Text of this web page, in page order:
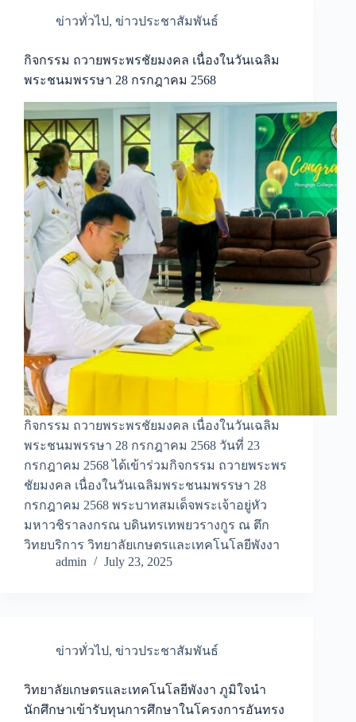
ข่าวทั่วไป, ข่าวประชาสัมพันธ์
กิจกรรม ถวายพระพรชัยมงคล เนื่องในวันเฉลิม
พระชนมพรรษา 28 กรกฎาคม 2568
กิจกรรม ถวายพระพรชัยมงคล เนื่องในวันเฉลิม
พระชนมพรรษา 28 กรกฎาคม 2568 วันที่ 23
กรกฎาคม 2568 ได้เข้าร่วมกิจกรรม ถวายพระพร
ชัยมงคล เนื่องในวันเฉลิมพระชนมพรรษา 28
กรกฎาคม 2568 พระบาทสมเด็จพระเจ้าอยู่หัว
มหาวชิราลงกรณ บดินทรเทพยวรางกูร ณ ตึก
วิทยบริการ วิทยาลัยเกษตรและเทคโนโลยีพังงา
admin
July 23, 2025
ข่าวทั่วไป, ข่าวประชาสัมพันธ์
วิทยาลัยเกษตรและเทคโนโลยีพังงา ภูมิใจนำ
นักศึกษาเข้ารับทุนการศึกษาในโครงการอันทรง